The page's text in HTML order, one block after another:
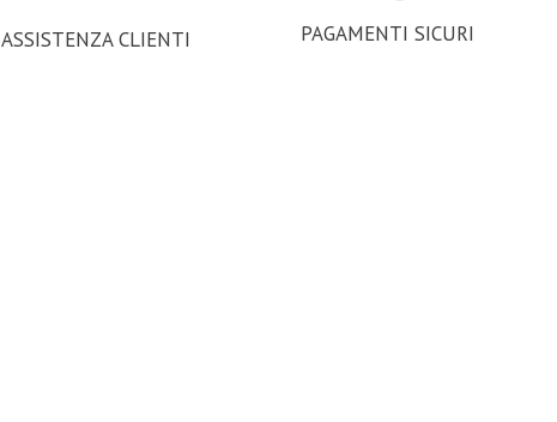
ASSISTENZA CLIENTI PAGAMENTI SICURI